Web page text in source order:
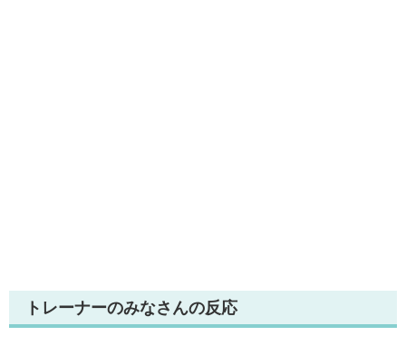
トレーナーのみなさんの反応